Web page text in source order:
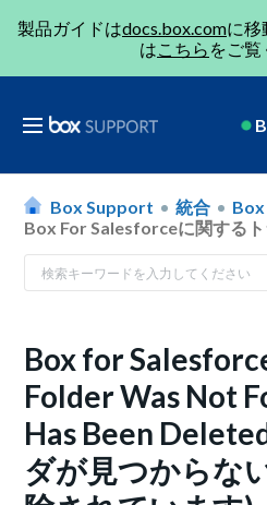
製品ガイドはdocs.box.comに移
はこちら をご覧
Box Support 統合
Box For Salesforceに関する
Box for
Folder Was Not
Has Been
ダが見つからな